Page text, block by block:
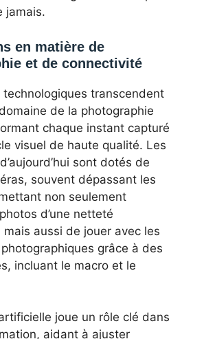
jamais.
en matière de
et de connectivité
technologiques transcendent
de la photographie
chaque instant capturé
visuel de haute qualité. Les
sont dotés de
souvent dépassant les
non seulement
d’une netteté
aussi de jouer avec les
grâce à des
incluant le macro et le
joue un rôle clé dans
aidant à ajuster